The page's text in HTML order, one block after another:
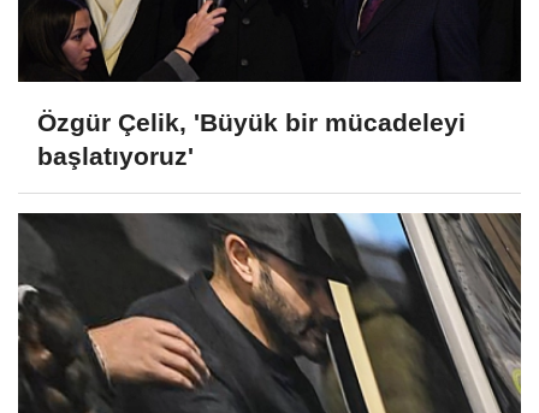
Özgür Çelik, 'Büyük bir mücadeleyi
başlatıyoruz'